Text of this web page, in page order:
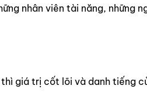
nhân viên tài năng, những
giá trị cốt lõi và danh tiếng